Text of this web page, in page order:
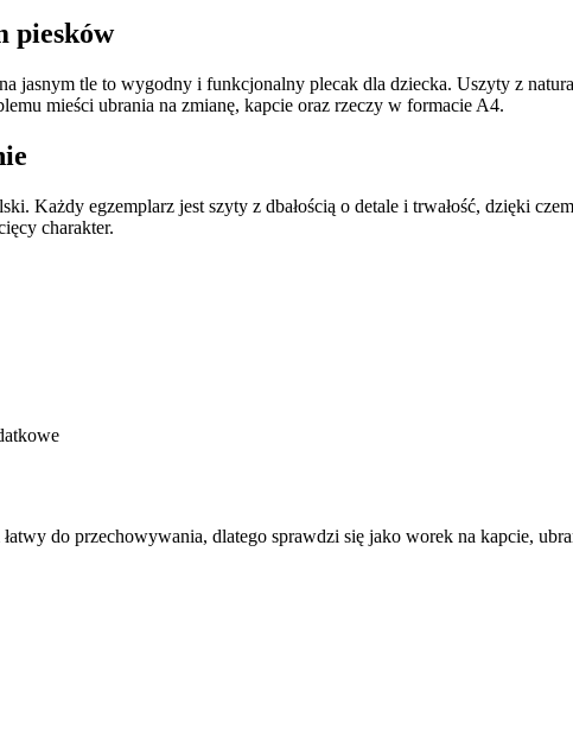
piesków
jasnym tle to wygodny i funkcjonalny plecak dla dziecka. Uszyty z
mieści ubrania na zmianę, kapcie oraz rzeczy w formacie A4.
Każdy egzemplarz jest szyty z dbałością o detale i trwałość, dzięki
charakter.
do przechowywania, dlatego sprawdzi się jako worek na kapcie,